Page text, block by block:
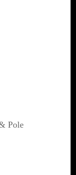
Pole